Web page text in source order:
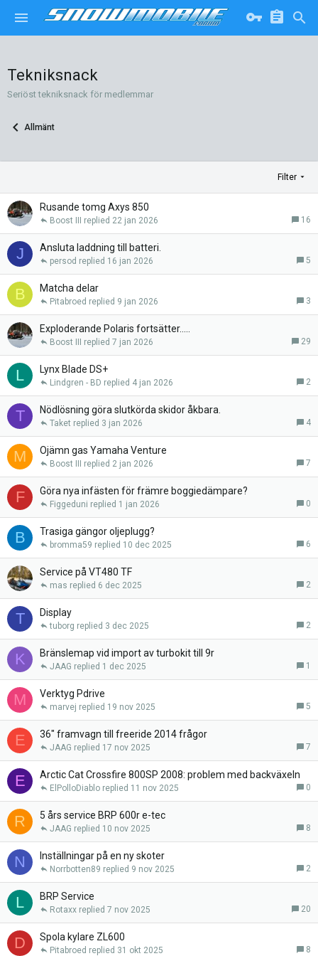
Tekniksnack
Seriöst tekniksnack för medlemmar
Allmänt
Filter
Rusande tomg Axys 850
16
22 jan 2026
Boost III
J Ansluta laddning till batteri.
5
16 jan 2026
persod
B Matcha delar
3
9 jan 2026
Pitabroed
Exploderande Polaris fortsätter.....
29
7 jan 2026
Boost III
L Lynx Blade DS+
2
4 jan 2026
Lindgren - BD
T Nödlösning göra slutkörda skidor åkbara.
4
3 jan 2026
Taket
M Ojämn gas Yamaha Venture
7
2 jan 2026
Boost III
F Göra nya infästen för främre boggiedämpare?
0
1 jan 2026
Figgeduni
B Trasiga gängor oljeplugg?
6
10 dec 2025
bromma59
Service på VT480 TF
2
6 dec 2025
mas
T Display
2
3 dec 2025
tuborg
K Bränslemap vid import av turbokit till 9r
1
1 dec 2025
JAAG
M Verktyg Pdrive
5
19 nov 2025
marvej
E 36" framvagn till freeride 2014 frågor
7
17 nov 2025
JAAG
E Arctic Cat Crossfire 800SP 2008: problem med backväxeln
0
11 nov 2025
ElPolloDiablo
R 5 års service BRP 600r e-tec
8
10 nov 2025
JAAG
N Inställningar på en ny skoter
2
9 nov 2025
Norrbotten89
L BRP Service
20
7 nov 2025
Rotaxx
D Spola kylare ZL600
8
31 okt 2025
Pitabroed